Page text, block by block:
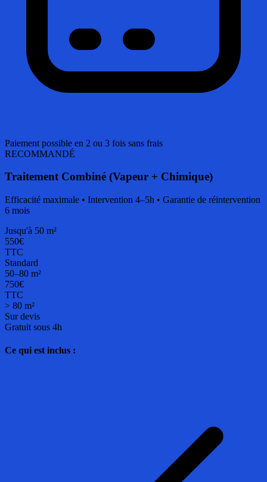
Paiement possible en 2 ou 3 fois sans frais
RECOMMANDÉ
Traitement Combiné (Vapeur + Chimique)
Efficacité maximale • Intervention 4–5h • Garantie de réintervention
6 mois
Jusqu'à 50 m²
550€
TTC
Standard
50–80 m²
750€
TTC
> 80 m²
Sur devis
Gratuit sous 4h
Ce qui est inclus :